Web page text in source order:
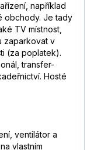
například
obchody. Je tady
TV místnost,
zaparkovat v
(za poplatek).
transfer-
Hosté
ventilátor a
vlastním